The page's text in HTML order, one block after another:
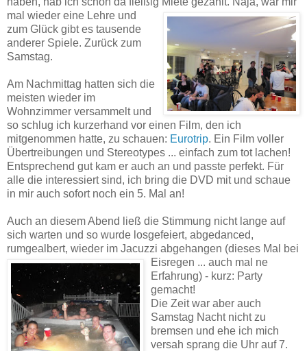
mal wieder eine Lehre und
zum Glück gibt es tausende
anderer Spiele. Zurück zum
Samstag.
Am Nachmittag hatten sich die
meisten wieder im
Wohnzimmer versammelt und
so schlug ich kurzerhand vor einen Film, den ich
mitgenommen hatte, zu schauen: Eurotrip. Ein Film voller
Übertreibungen und Stereotypes ... einfach zum tot lachen!
Entsprechend gut kam er auch an und passte perfekt. Für
alle die interessiert sind, ich bring die DVD mit und schaue
in mir auch sofort noch ein 5. Mal an!
Auch an diesem Abend ließ die Stimmung nicht lange auf
sich warten und so wurde losgefeiert, abgedanced,
rumgealbert, wieder im Jacuzzi abgehangen (dieses Mal bei
Eisregen ... auch mal ne
Erfahrung) - kurz: Party
gemacht!
Die Zeit war aber auch
Samstag Nacht nicht zu
bremsen und ehe ich mich
versah sprang die Uhr auf 7.